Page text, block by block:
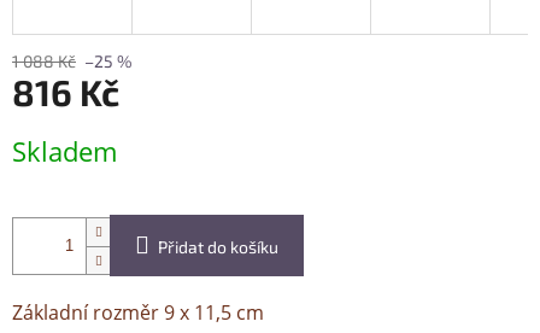
1 088 Kč –25 %
816 Kč
cena:
Skladem
Přidat do košíku
Základní rozměr 9 x 11,5 cm